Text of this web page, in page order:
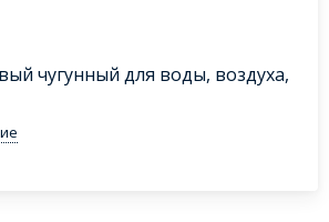
чугунный для воды, воздуха,